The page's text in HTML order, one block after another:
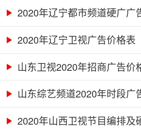
2020年辽宁都市频道硬广广
2020年辽宁卫视广告价格表
山东卫视2020年招商广告价
山东综艺频道2020年时段广
2020年山西卫视节目编排及